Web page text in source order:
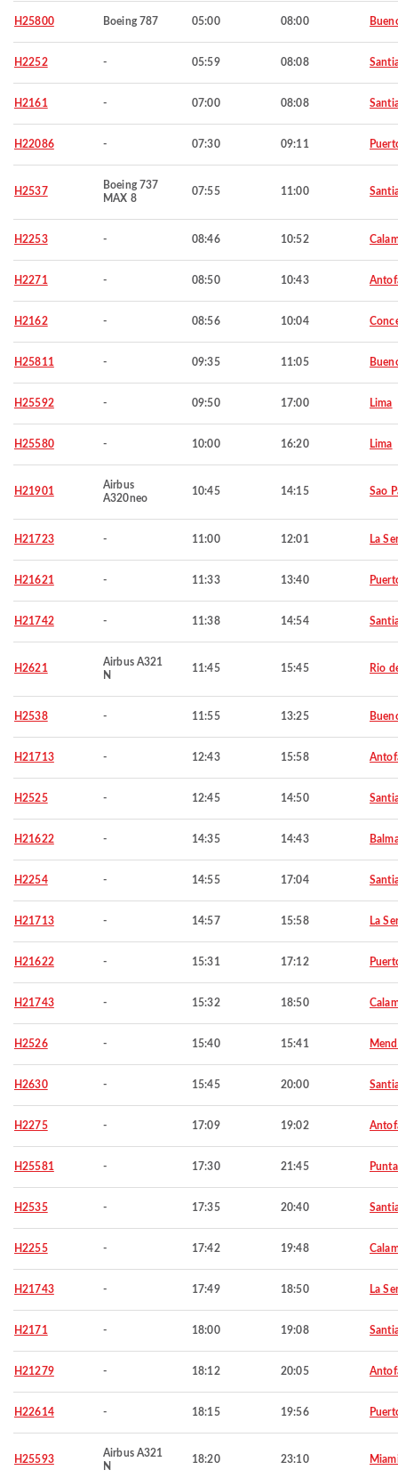
H25800 Boeing 787 05:00 08:00
H2252 - 05:59 08:08
H2161 - 07:00 08:08
H22086 - 07:30 09:11
H2537
Boeing 737
MAX 8
07:55 11:00
H2253 - 08:46 10:52
H2271 - 08:50 10:43
H2162 - 08:56 10:04
H25811 - 09:35 11:05
H25592 - 09:50 17:00 Lima
H25580 - 10:00 16:20 Lima
H21901
Airbus
A320neo
10:45 14:15 Sao
H21723 - 11:00 12:01 La
H21621 - 11:33 13:40
H21742 - 11:38 14:54
H2621
Airbus A321
N
11:45 15:45 Rio
H2538 - 11:55 13:25
H21713 - 12:43 15:58
H2525 - 12:45 14:50
H21622 - 14:35 14:43
H2254 - 14:55 17:04
H21713 - 14:57 15:58 La
H21622 - 15:31 17:12
H21743 - 15:32 18:50
H2526 - 15:40 15:41
H2630 - 15:45 20:00
H2275 - 17:09 19:02
H25581 - 17:30 21:45
H2535 - 17:35 20:40
H2255 - 17:42 19:48
H21743 - 17:49 18:50 La
H2171 - 18:00 19:08
H21279 - 18:12 20:05
H22614 - 18:15 19:56
H25593
Airbus A321
N
18:20 23:10